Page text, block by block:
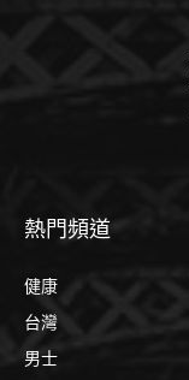
熱門頻道
健康
台灣
男士